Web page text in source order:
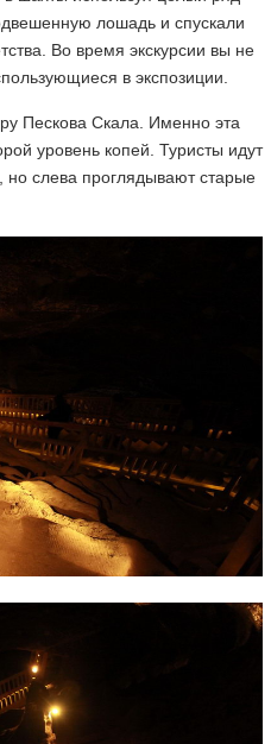
лошадь и спускали
Во время экскурсии вы не
в экспозиции.
Пескова Скала. Именно эта
уровень копей. Туристы идут
но слева проглядывают старые